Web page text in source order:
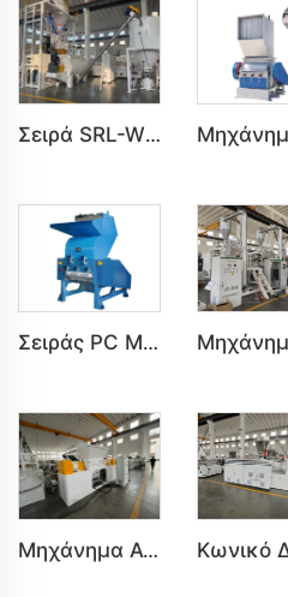
Σειρά SRL-W Οριζόντιος Ενοποιητής για Ενοποίηση Πλαστικού
Σειράς PC Μηχάνημα Κατασπασμού για Κατασπασμό Πλαστικών PVC PE PP HDPE LDPE
Μηχάνημα Ανακύκλωσης Διπλού Αξόνα για Συντριβή Πλαστικού PVC PE HDPE LDPE